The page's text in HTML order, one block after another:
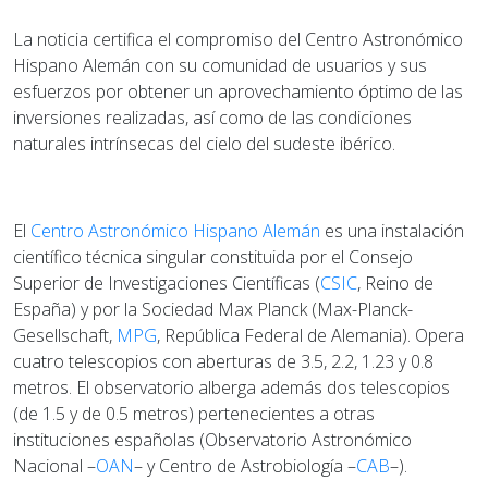
La noticia certifica el compromiso del Centro Astronómico
Hispano Alemán con su comunidad de usuarios y sus
esfuerzos por obtener un aprovechamiento óptimo de las
inversiones realizadas, así como de las condiciones
naturales intrínsecas del cielo del sudeste ibérico.
El Centro Astronómico Hispano Alemán es una instalación
científico técnica singular constituida por el Consejo
Superior de Investigaciones Científicas (CSIC, Reino de
España) y por la Sociedad Max Planck (Max-Planck-
Gesellschaft, MPG, República Federal de Alemania). Opera
cuatro telescopios con aberturas de 3.5, 2.2, 1.23 y 0.8
metros. El observatorio alberga además dos telescopios
(de 1.5 y de 0.5 metros) pertenecientes a otras
instituciones españolas (Observatorio Astronómico
Nacional –OAN– y Centro de Astrobiología –CAB–).